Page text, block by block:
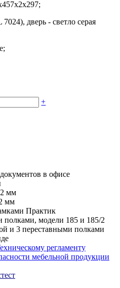
;
дверь - светло серая
;
+
в офисе
мм
мм
Практик
полками, модели 185 и 185/2
и 3 переставными полками
регламенту
мебельной продукции